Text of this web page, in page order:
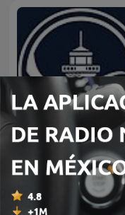
Predicaciones